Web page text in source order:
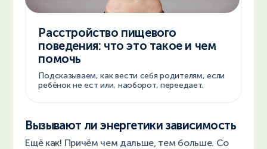
Расстройство пищевого
поведения: что это такое и чем
помочь
Подсказываем, как вести себя родителям, если
ребёнок не ест или, наоборот, переедает.
Вызывают ли энергетики зависимость
Ещё как! Причём чем дальше, тем больше. Со